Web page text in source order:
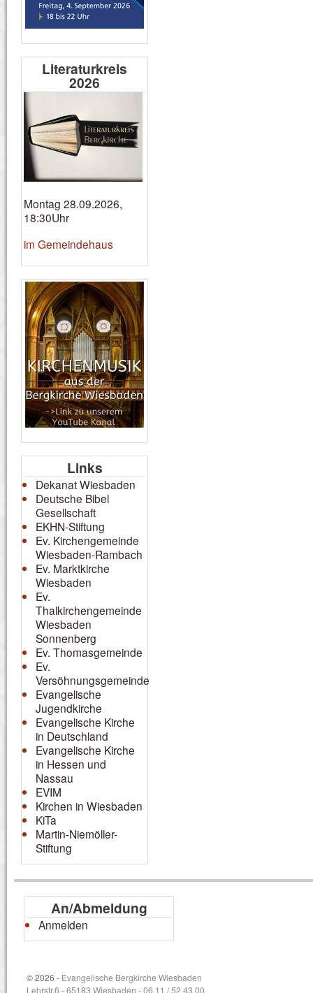
Literaturkreis
2026
Montag 28.09.2026,
18:30Uhr
im Gemeindehaus
Links
Dekanat Wiesbaden
Deutsche Bibel
Gesellschaft
EKHN-Stiftung
Ev. Kirchengemeinde
Wiesbaden-Rambach
Ev. Marktkirche
Wiesbaden
Ev.
Thalkirchengemeinde
Wiesbaden
Sonnenberg
Ev. Thomasgemeinde
Ev.
Versöhnungsgemeinde
Evangelische
Jugendkirche
Evangelische Kirche
in Deutschland
Evangelische Kirche
in Hessen und
Nassau
EVIM
Kirchen in Wiesbaden
KiTa
Martin-Niemöller-
Stiftung
An/Abmeldung
Anmelden
© 2026 - Evangelische Bergkirche Wiesbaden
Lehrstr.6 - 65183 Wiesbaden - 06 11 / 52 43 00